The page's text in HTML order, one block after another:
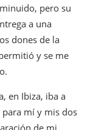
pero su
a una
dones de la
y se me
en Ibiza, iba a
mí y mis dos
de mi